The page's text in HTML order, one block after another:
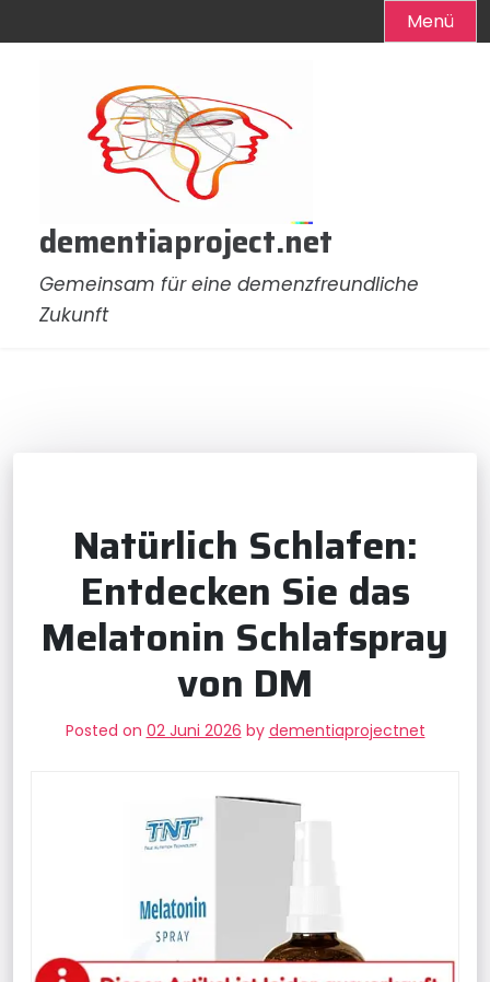
Menü
dementiaproject.net
Gemeinsam für eine demenzfreundliche
Zukunft
Natürlich Schlafen:
Entdecken Sie das
Melatonin Schlafspray
von DM
Posted on 02 Juni 2026 by dementiaprojectnet